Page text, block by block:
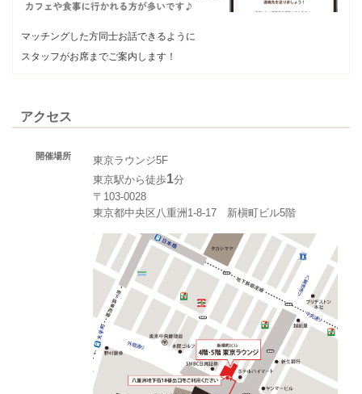
マッチングした方同士お話できるように
スタッフがお席までご案内します！
アクセス
開催場所
東京ラウンジ5F
東京駅から徒歩1分
〒103-0028
東京都中央区八重洲1-8-17 新槇町ビル5階